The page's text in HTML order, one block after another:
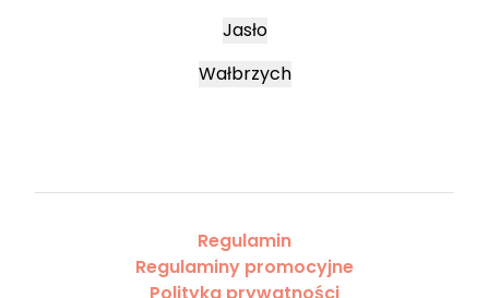
Jasło
Wałbrzych
Regulamin
Regulaminy promocyjne